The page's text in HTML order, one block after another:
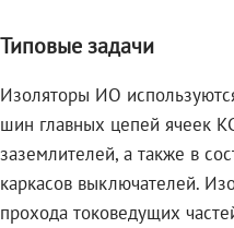
Типовые задачи
Изоляторы ИО
шин главных цепей ячеек
заземлителей, а также в
каркасов выключателей.
прохода токоведущих